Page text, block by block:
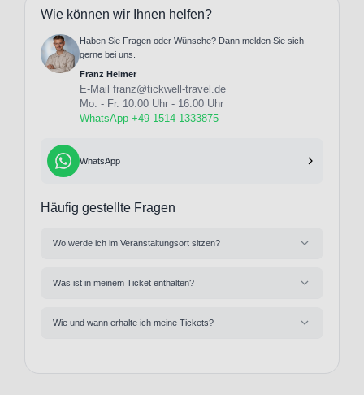
Wie können wir Ihnen helfen?
Haben Sie Fragen oder Wünsche? Dann melden Sie sich
gerne bei uns.
Franz Helmer
E-Mail franz@tickwell-travel.de
Mo. - Fr. 10:00 Uhr - 16:00 Uhr
WhatsApp +49 1514 1333875
WhatsApp
Häufig gestellte Fragen
Wo werde ich im Veranstaltungsort sitzen?
Was ist in meinem Ticket enthalten?
Wie und wann erhalte ich meine Tickets?